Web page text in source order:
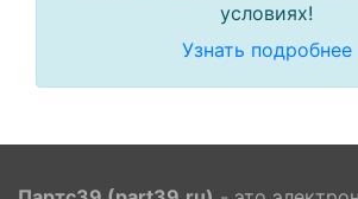
условиях!
Узнать подробнее